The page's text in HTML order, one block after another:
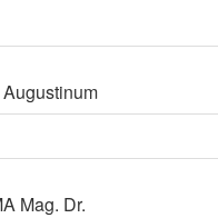
Mag. Dr.